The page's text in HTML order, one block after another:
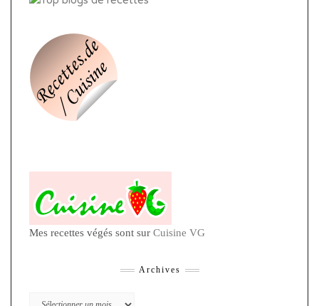
Mes recettes végés sont sur Cuisine VG
Archives
Archives